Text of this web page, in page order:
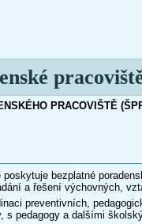
PRACOVIŠTĚ
bezplatné
a řešení výchovných,
preventivních,
s pedagogy a dalšími